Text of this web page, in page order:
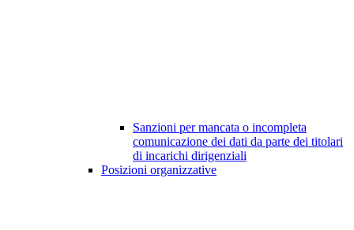
Sanzioni per mancata o incompleta
comunicazione dei dati da parte dei titolari
di incarichi dirigenziali
Posizioni organizzative